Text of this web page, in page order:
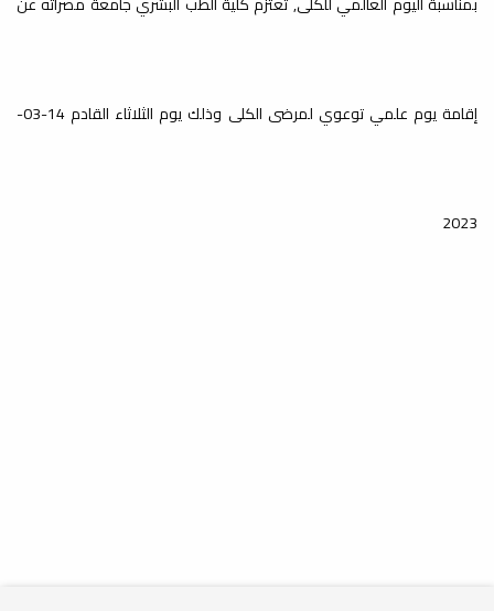
سبتمبر الإعتماد المؤسسي إقامة يوم علمي توعوي لمرضى الكلى وذلك يوم الثلاثاء القادم 14-03-
2023